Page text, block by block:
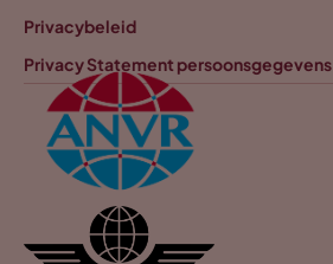
Privacybeleid
Privacy Statement persoonsgegevens